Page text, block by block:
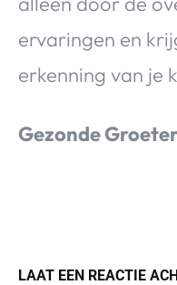
ervaringen en
erkenning van je
Gezonde
LAAT EEN REACTIE